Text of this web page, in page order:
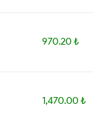
970.20 ₺
1,470.00 ₺